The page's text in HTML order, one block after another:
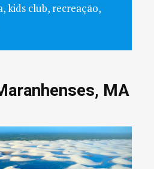
kids club, recreação,
MA